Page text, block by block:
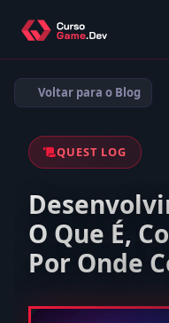
Voltar para o Blog
QUEST LOG
O Que É,
Por Onde